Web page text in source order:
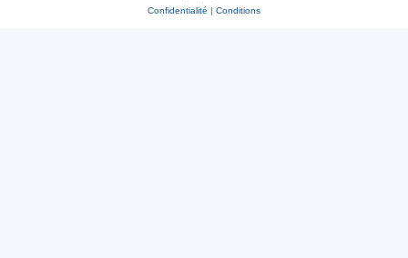
Confidentialité | Conditions